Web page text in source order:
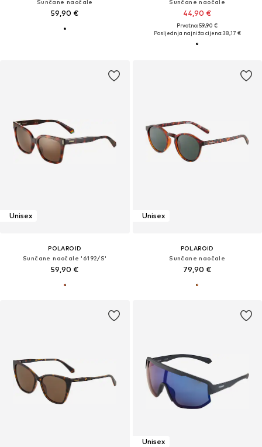
Sunčane naočale
59,90 €
Sunčane naočale
44,90 €
Prvotno: 59,90 €
Posljednja najniža cijena:38,17 €
Unisex
POLAROID
Sunčane naočale '6192/S'
59,90 €
Unisex
POLAROID
Sunčane naočale
79,90 €
Unisex